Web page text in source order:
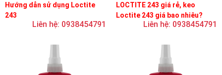
Hướng dẫn sử dụng Loctite
243
Liên hệ: 0938454791
LOCTITE 243 giá rẻ, keo
Loctite 243 giá bao nhiêu?
Liên hệ: 0938454791